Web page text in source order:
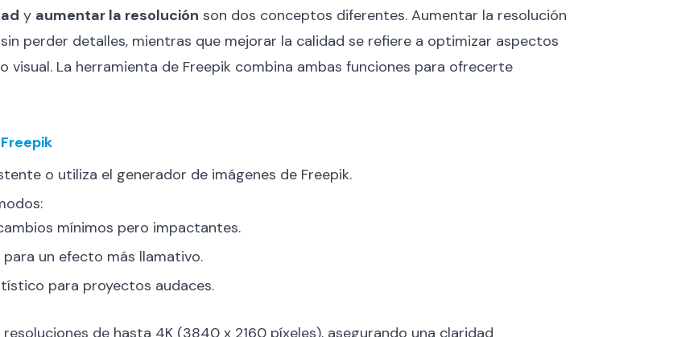
y aumentar la resolución son dos conceptos diferentes. Aumentar la resolución
perder detalles, mientras que mejorar la calidad se refiere a optimizar aspectos
visual. La herramienta de Freepik combina ambas funciones para ofrecerte
o utiliza el generador de imágenes de Freepik.
mínimos pero impactantes.
un efecto más llamativo.
para proyectos audaces.
de hasta 4K (3840 x 2160 píxeles), asegurando una claridad